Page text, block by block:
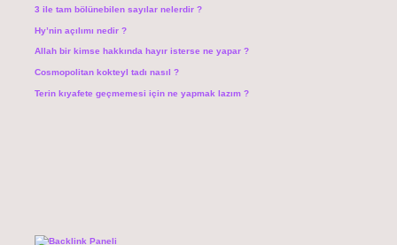
3 ile tam bölünebilen sayılar nelerdir ?
Hy’nin açılımı nedir ?
Allah bir kimse hakkında hayır isterse ne yapar ?
Cosmopolitan kokteyl tadı nasıl ?
Terin kıyafete geçmemesi için ne yapmak lazım ?